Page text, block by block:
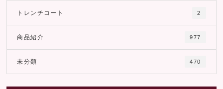
トレンチコート 2
商品紹介 977
未分類 470